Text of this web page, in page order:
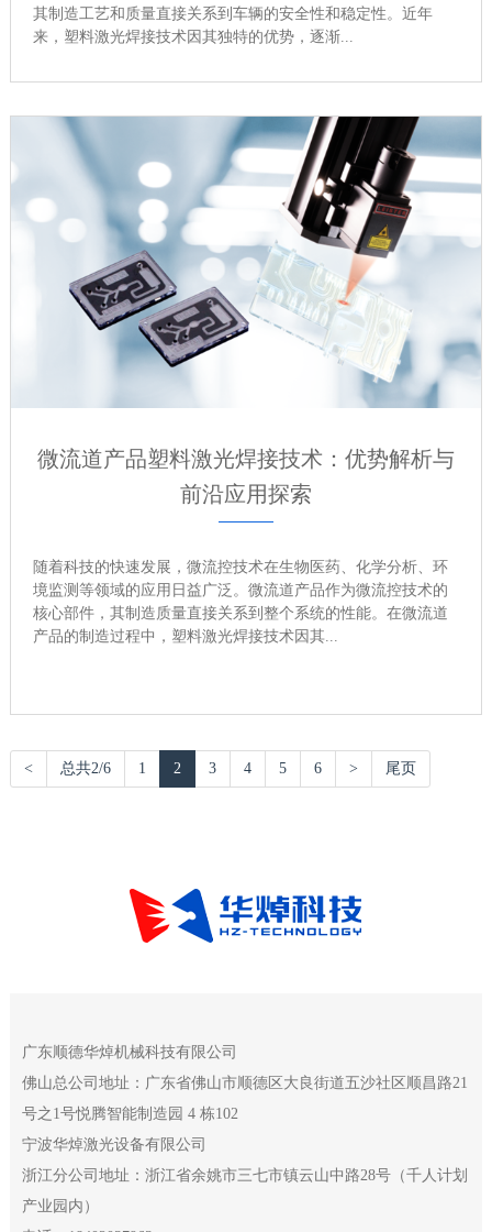
其制造工艺和质量直接关系到车辆的安全性和稳定性。近年
来，塑料激光焊接技术因其独特的优势，逐渐...
微流道产品塑料激光焊接技术：优势解析与
前沿应用探索
随着科技的快速发展，微流控技术在生物医药、化学分析、环
境监测等领域的应用日益广泛。微流道产品作为微流控技术的
核心部件，其制造质量直接关系到整个系统的性能。在微流道
产品的制造过程中，塑料激光焊接技术因其...
< 总共2/6 1 2 3 4 5 6 > 尾页
广东顺德华焯机械科技有限公司
佛山总公司地址：广东省佛山市顺德区大良街道五沙社区顺昌路21
号之1号悦腾智能制造园 4 栋102
宁波华焯激光设备有限公司
浙江分公司地址：浙江省余姚市三七市镇云山中路28号（千人计划
产业园内）